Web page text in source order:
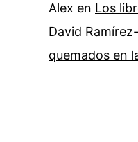
Alex en Los
David
quemados en